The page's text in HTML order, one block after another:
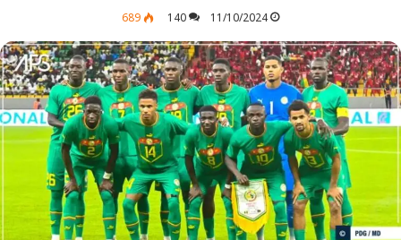
11/10/2024
140
689